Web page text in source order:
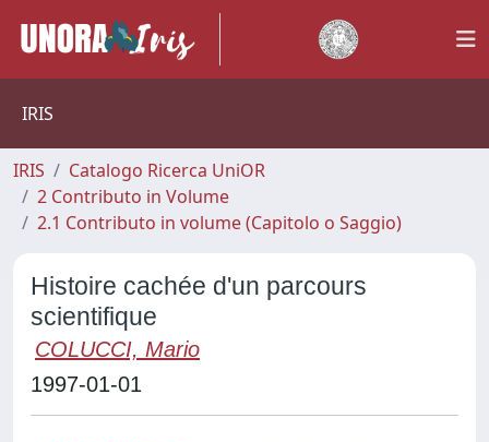
IRIS
IRIS
Catalogo Ricerca UniOR
2 Contributo in Volume
2.1 Contributo in volume (Capitolo o Saggio)
Histoire cachée d'un parcours
scientifique
COLUCCI, Mario
1997-01-01